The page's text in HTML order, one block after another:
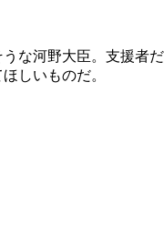
な河野大臣。支援者だ
しいものだ。